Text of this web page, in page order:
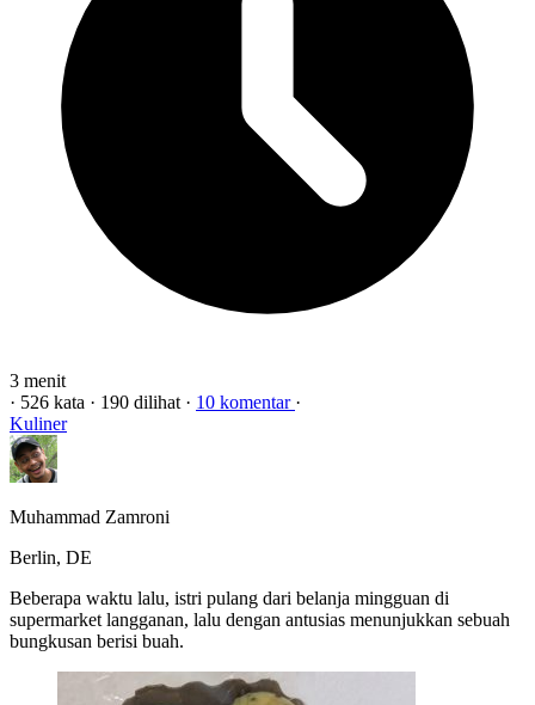
3 menit
· 526 kata · 190 dilihat · 10 komentar ·
Kuliner
Muhammad Zamroni
Berlin, DE
Beberapa waktu lalu, istri pulang dari belanja mingguan di
supermarket langganan, lalu dengan antusias menunjukkan sebuah
bungkusan berisi buah.